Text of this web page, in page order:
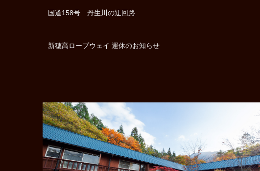
国道158号 丹生川の迂回路
新穂高ロープウェイ 運休のお知らせ